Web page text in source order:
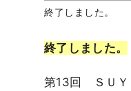
終了しました。
終了しました。
第13回 ＳＵＹ